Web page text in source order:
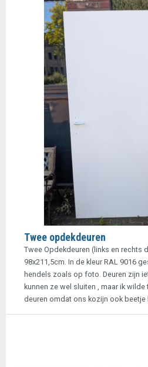
Twee opdekdeuren
Twee Opdekdeuren (links en rechts
98x211,5cm. In de kleur RAL 9016
hendels zoals op foto. Deuren zijn
kunnen ze wel sluiten , maar ik
deuren omdat ons kozijn ook beetje